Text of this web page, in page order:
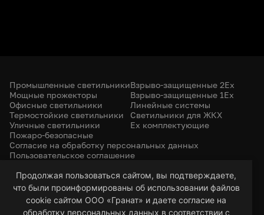
Продолжая пользоваться сайтом, вы подтверждаете,
что были проинформированы об использовании файлов
cookie сайтом ООО «Гранат» и даете согласие на
обработку персональных данных в соответствии с
Промышленные светильники
Мощные прожекторы
Офисные светильники
Термостойкие светильники
Уличные светильники
Пожаро-безопасные
Взрыво-защищенные 2Ex
Взрыво-защищенные 1Ex
Линейные системы
Светильники для ЖКХ
Ex комплектующие
Согласие на обработку персональных данных
Пользовательское соглашение
+7 (385) 299-31-31
led-22@bk.ru
г. Барнаул, 656053
ул. Северо-Западная, 57/99